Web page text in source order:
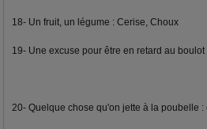
18- Un fruit, un légume : Cerise, Choux
19- Une excuse pour être en retard au
20- Quelque chose qu'on jette à la poubelle